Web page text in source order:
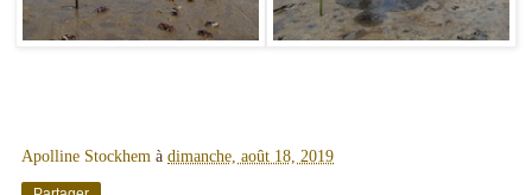
Apolline Stockhem à dimanche, août 18, 2019